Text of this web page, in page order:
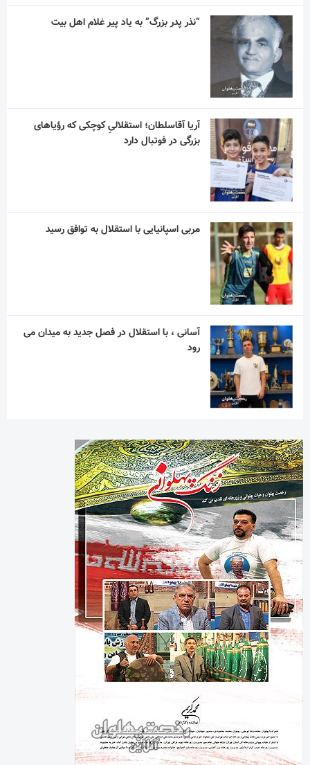
“نذر پدر بزرگ” به یاد پیر غلام اهل بیت
آریا آقاسلطان؛ استقلالیِ کوچکی که رؤیاهای
بزرگی در فوتبال دارد
مربی اسپانیایی با استقلال به توافق رسید
آسانی ، با استقلال در فصل جدید به میدان می
رود